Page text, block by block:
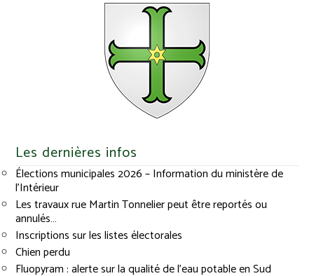
Les dernières infos
Élections municipales 2026 – Information du ministère de
l’Intérieur
Les travaux rue Martin Tonnelier peut être reportés ou
annulés…
Inscriptions sur les listes électorales
Chien perdu
Fluopyram : alerte sur la qualité de l’eau potable en Sud